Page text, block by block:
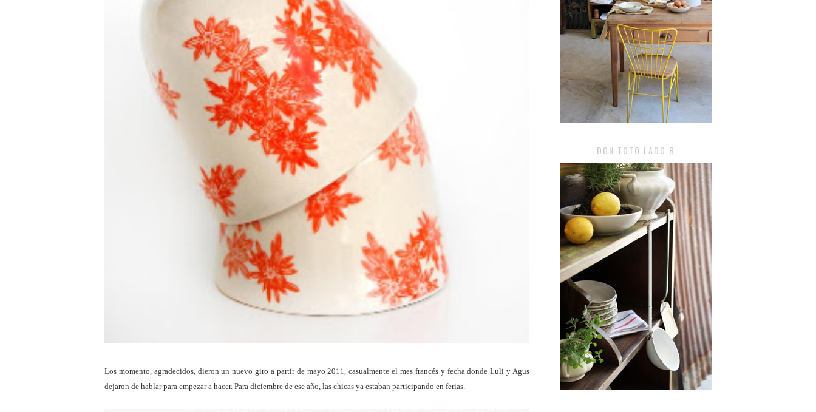
Los momento, agradecidos, dieron un nuevo giro a partir de mayo 2011, casualmente el mes francés y fecha donde Luli y Agus
dejaron de hablar para empezar a hacer. Para diciembre de ese año, las chicas ya estaban participando en ferias.
DON TOTO LADO B